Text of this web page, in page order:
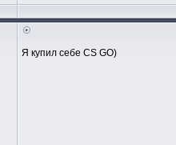
Я купил себе CS GO)